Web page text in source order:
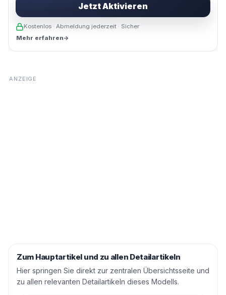
Jetzt Aktivieren
Kostenlos · Abmeldung jederzeit · Sicher
Mehr erfahren→
Zum Hauptartikel und zu allen Detailartikeln
Hier springen Sie direkt zur zentralen Übersichtsseite und
zu allen relevanten Detailartikeln dieses Modells.